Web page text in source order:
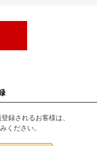
録されるお客様は、
ください。